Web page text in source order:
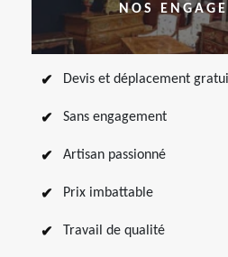
NOS
Devis et déplacement
Sans engagement
Artisan passionné
Prix imbattable
Travail de qualité